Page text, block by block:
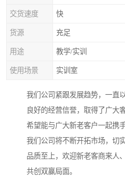
交货速度 快
货源 充足
用途 教学/实训
使用场景 实训室
我们公司紧跟发展趋势，一直
良好的经营信誉，取得了广大
希望能与广大新老客户一起携
我们公司将不断开拓市场，切
品质至上，欢迎新老客商来人
共创双赢局面。